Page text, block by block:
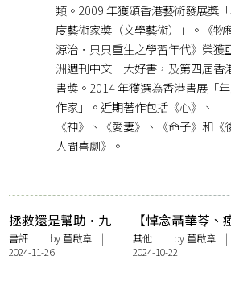
類。2009 年獲頒香港藝術發展獎
度藝術家獎（文學藝術）」。《物
源治．貝貝重生之學習年代》榮獲
洲週刊中文十大好書，及第四屆香
書獎。2014 年獲選為香港書展「
作家」。近期著作包括《心》、
《神》、《愛妻》、《命子》和《
人間喜劇》。
拯救還是幫助•九
七年•玫瑰念珠
書評 | by董啟章 |
2024-11-26
【悼念聶華苓、
弦】記得，我記
得，當然記得
其他| by董啟章|
2024-10-22